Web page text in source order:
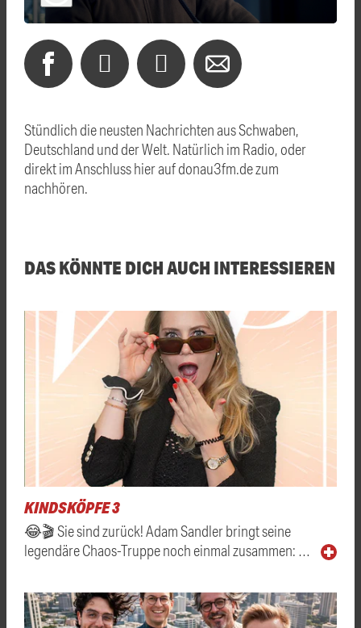
Stündlich die neusten Nachrichten aus Schwaben,
Deutschland und der Welt. Natürlich im Radio, oder
direkt im Anschluss hier auf donau3fm.de zum
nachhören.
DAS KÖNNTE DICH AUCH INTERESSIEREN
KINDSKÖPFE 3
😂🎬 Sie sind zurück! Adam Sandler bringt seine
legendäre Chaos-Truppe noch einmal zusammen: …